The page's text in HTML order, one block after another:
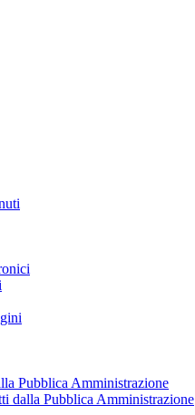
Pubblica Amministrazione
dalla Pubblica Amministrazione